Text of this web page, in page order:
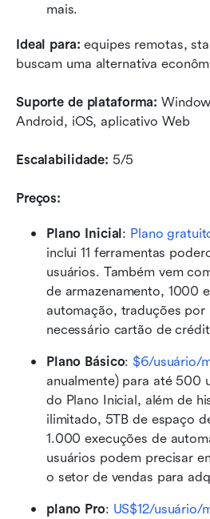
mais.
Ideal para: equipes remotas,
buscam uma alternativa
Suporte de plataforma:
Android, iOS, aplicativo Web
Escalabilidade: 5/5
Preços:
Plano Inicial: Plano
inclui 11 ferramentas
usuários. Também vem
de armazenamento, 1000
automação, traduções por
necessário cartão de
Plano Básico: $6/usuário/
anualmente) para até 500
do Plano Inicial, além de
ilimitado, 5TB de espaço
1.000 execuções de
usuários podem precisar
o setor de vendas para
plano Pro: US$12/usuário/